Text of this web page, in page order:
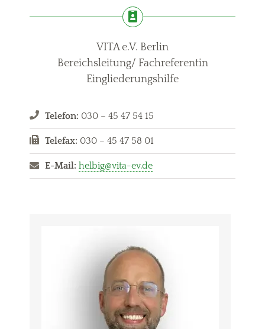
VITA e.V. Berlin
Bereichsleitung/ Fachreferentin
Eingliederungshilfe
Telefon: 030 – 45 47 54 15
Telefax: 030 – 45 47 58 01
E-Mail: helbig@vita-ev.de